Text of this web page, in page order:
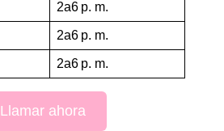
2a6 p. m.
2a6 p. m.
2a6 p. m.
Llamar ahora